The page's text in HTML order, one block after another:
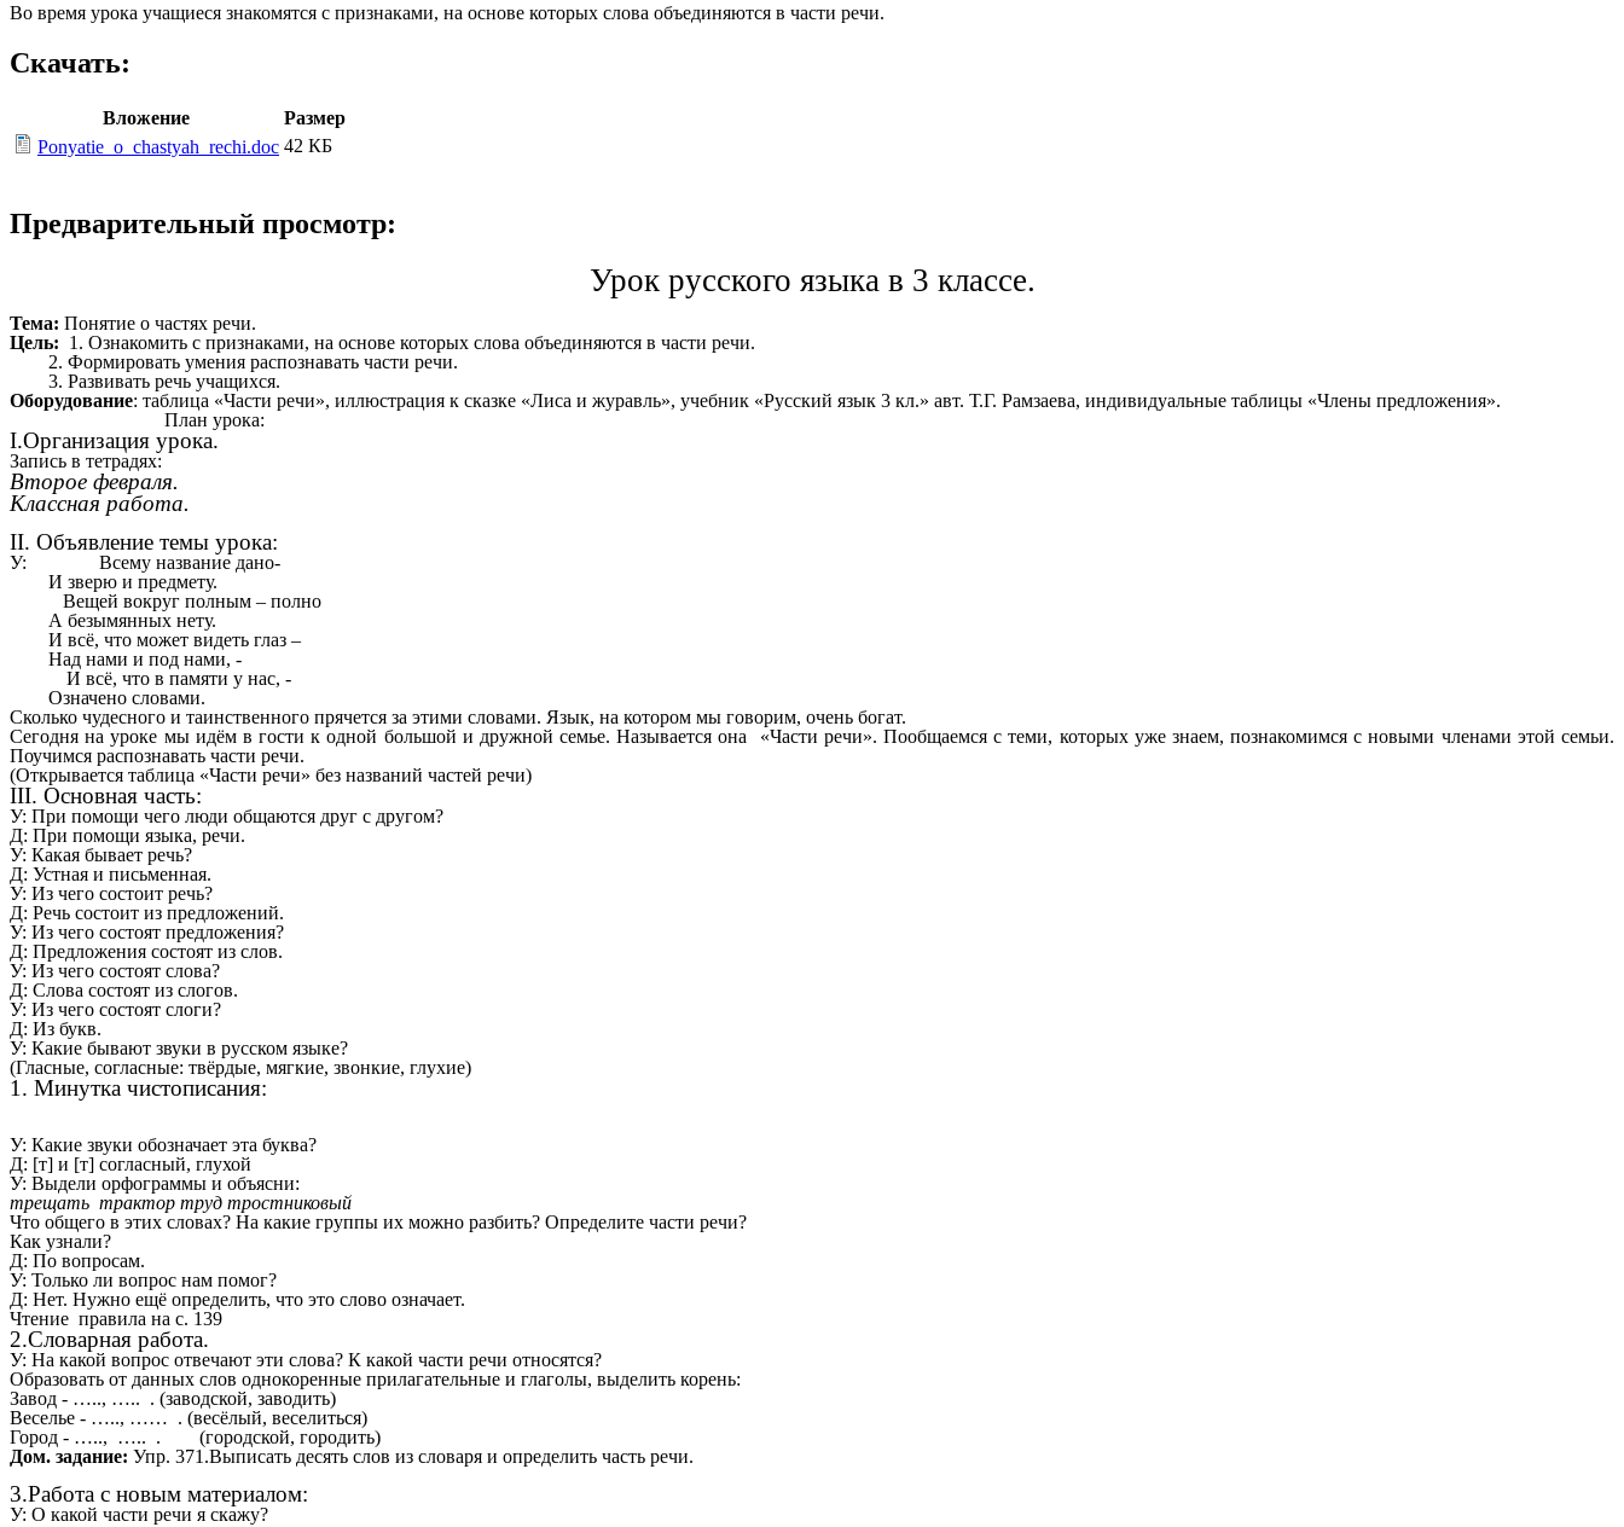
Во время урока учащиеся знакомятся с признаками, на основе которых слова объединяются в части речи.
Скачать:
Вложение
Размер
Ponyatie_o_chastyah_rechi.doc 42 КБ
Предварительный просмотр:
Урок русского языка в 3 классе.
Тема: Понятие о частях речи.
Цель: 1. Ознакомить с признаками, на основе которых слова объединяются в части речи.
2. Формировать умения распознавать части речи.
3. Развивать речь учащихся.
Оборудование: таблица «Части речи», иллюстрация к сказке «Лиса и журавль», учебник «Русский язык 3 кл.» авт. Т.Г. Рамзаева, индивидуальные таблицы «Члены предложения».
План урока:
I.Организация урока.
Запись в тетрадях:
Второе февраля.
Классная работа.
II. Объявление темы урока:
У: Всему название дано-
И зверю и предмету.
Вещей вокруг полным – полно
А безымянных нету.
И всё, что может видеть глаз –
Над нами и под нами, -
И всё, что в памяти у нас, -
Означено словами.
Сколько чудесного и таинственного прячется за этими словами. Язык, на котором мы говорим, очень богат.
Сегодня на уроке мы идём в гости к одной большой и дружной семье. Называется она «Части речи». Пообщаемся с теми, которых уже знаем, познакомимся с новыми членами этой семьи.
Поучимся распознавать части речи.
(Открывается таблица «Части речи» без названий частей речи)
III. Основная часть:
У: При помощи чего люди общаются друг с другом?
Д: При помощи языка, речи.
У: Какая бывает речь?
Д: Устная и письменная.
У: Из чего состоит речь?
Д: Речь состоит из предложений.
У: Из чего состоят предложения?
Д: Предложения состоят из слов.
У: Из чего состоят слова?
Д: Слова состоят из слогов.
У: Из чего состоят слоги?
Д: Из букв.
У: Какие бывают звуки в русском языке?
(Гласные, согласные: твёрдые, мягкие, звонкие, глухие)
1. Минутка чистописания:
У: Какие звуки обозначает эта буква?
Д: [т] и [т] согласный, глухой
У: Выдели орфограммы и объясни:
трещать трактор труд тростниковый
Что общего в этих словах? На какие группы их можно разбить? Определите части речи?
Как узнали?
Д: По вопросам.
У: Только ли вопрос нам помог?
Д: Нет. Нужно ещё определить, что это слово означает.
Чтение правила на с. 139
2.Словарная работа.
У: На какой вопрос отвечают эти слова? К какой части речи относятся?
Образовать от данных слов однокоренные прилагательные и глаголы, выделить корень:
Завод - ….., ….. . (заводской, заводить)
Веселье - ….., …… . (весёлый, веселиться)
Город - ….., ….. . (городской, городить)
Дом. задание: Упр. 371.Выписать десять слов из словаря и определить часть речи.
3.Работа с новым материалом:
У: О какой части речи я скажу?